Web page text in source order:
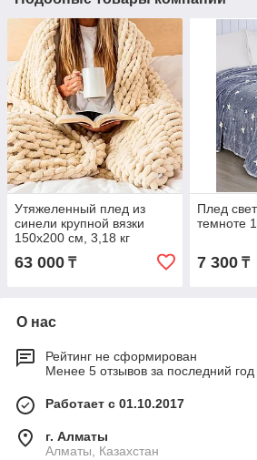
Утяжеленный плед из
синели крупной вязки
150x200 см, 3,18 кг
63 000 ₸
Плед
темноте
7 300₸
О нас
Рейтинг не сформирован
Менее 5 отзывов за последний год
Работает с 01.10.2017
г. Алматы
Алматы, Казахстан